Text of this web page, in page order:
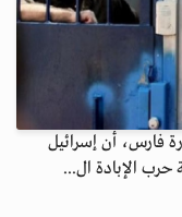
فارس، أن إسرائيل
حرب الإبادة ال...